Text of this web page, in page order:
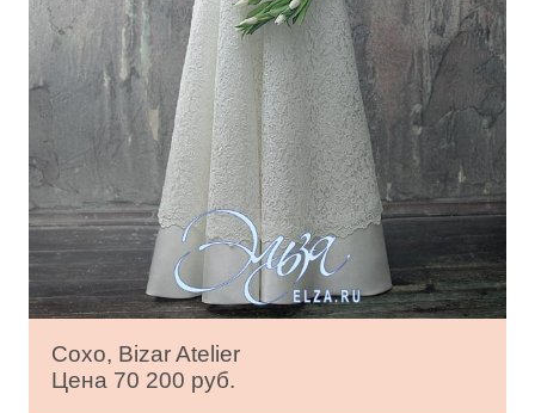
Сохо, Bizar Atelier
Цена 70 200 руб.